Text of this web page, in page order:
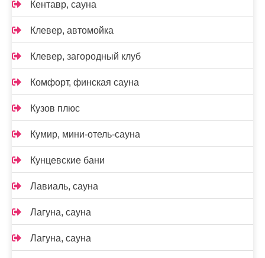
Кентавр, сауна
Клевер, автомойка
Клевер, загородный клуб
Комфорт, финская сауна
Кузов плюс
Кумир, мини-отель-сауна
Кунцевские бани
Лавиаль, сауна
Лагуна, сауна
Лагуна, сауна